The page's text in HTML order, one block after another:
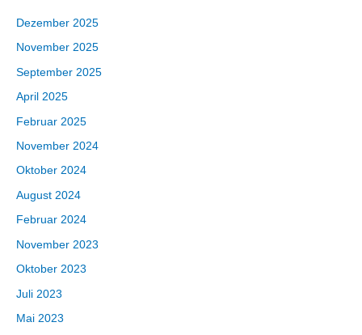
Dezember 2025
November 2025
September 2025
April 2025
Februar 2025
November 2024
Oktober 2024
August 2024
Februar 2024
November 2023
Oktober 2023
Juli 2023
Mai 2023